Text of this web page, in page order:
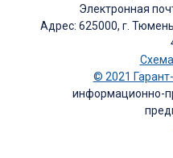
Электронная
Адрес: 625000, г.
© 2021
информационно-